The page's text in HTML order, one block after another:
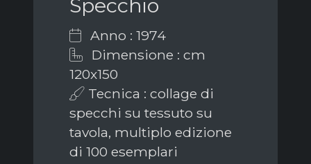
Specchio
Anno : 1974
Dimensione : cm
120x150
Tecnica : collage di
specchi su tessuto su
tavola, multiplo edizione
di 100 esemplari